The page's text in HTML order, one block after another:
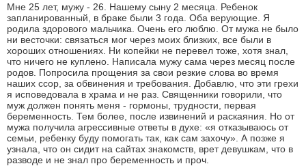
Мне 25 лет, мужу - 26. Нашему сыну 2 месяца. Ребенок
запланированный, в браке были 3 года. Оба верующие. Я
родила здорового мальчика. Очень его люблю. От мужа не было
ни весточки: связаться мог через моих близких, все были в
хороших отношениях. Ни копейки не перевел тоже, хотя знал,
что ничего не куплено. Написала мужу сама через месяц после
родов. Попросила прощения за свои резкие слова во время
наших ссор, за обвинения и требования. Добавлю, что эти грехи
я исповедовала в храма и не раз. Священники говорили, что
муж должен понять меня - гормоны, трудности, первая
беременность. Тем более, после извинений и раскаяния. Но от
мужа получила агрессивные ответы в духе: «я отказываюсь от
семьи, ребенку буду помогать так, как сам захочу». А позже я
узнала, что он сидит на сайтах знакомств, врет девушкам, что в
разводе и не знал про беременность и проч.